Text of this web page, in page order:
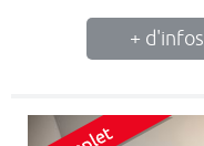
+ d'infos